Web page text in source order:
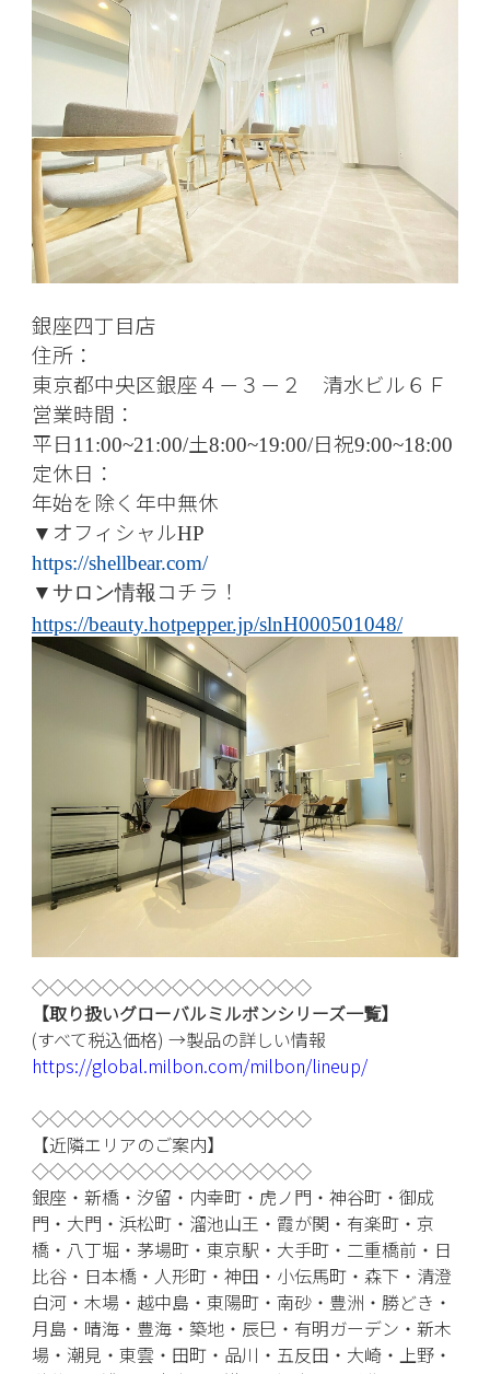
銀座四丁目店
住所：
東京都中央区銀座４－３－２ 清水ビル６Ｆ
営業時間：
平日11:00~21:00/土8:00~19:00/日祝9:00~18:00
定休日：
年始を除く年中無休
▼ オフィシャルHP
https://shellbear.com/
▼サロン情報 コチラ！
https://beauty.hotpepper.jp/slnH000501048/
◇◇◇◇◇◇◇◇◇◇◇◇◇◇◇◇
【取り扱いグローバルミルボンシリーズ一覧】
(すべて税込価格) →製品の詳しい情報
https://global.milbon.com/milbon/lineup/
◇◇◇◇◇◇◇◇◇◇◇◇◇◇◇◇
【近隣エリアのご案内】
◇◇◇◇◇◇◇◇◇◇◇◇◇◇◇◇
銀座・新橋・汐留・内幸町・虎ノ門・神谷町・御成
門・大門・浜松町・溜池山王・霞が関・有楽町・京
橋・八丁堀・茅場町・東京駅・大手町・二重橋前・日
比谷・日本橋・人形町・神田・小伝馬町・森下・清澄
白河・木場・越中島・東陽町・南砂・豊洲・勝どき・
月島・晴海・豊海・築地・辰巳・有明ガーデン・新木
場・潮見・東雲・田町・品川・五反田・大崎・上野・